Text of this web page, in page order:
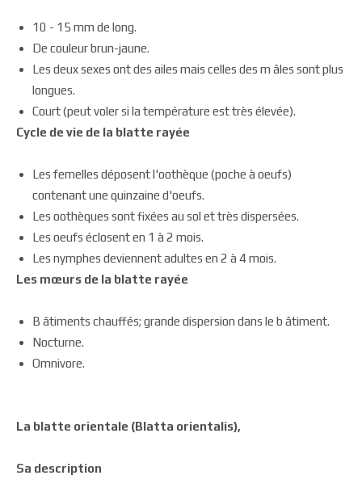
10 - 15 mm de long.
De couleur brun-jaune.
Les deux sexes ont des ailes mais celles des m âles sont plus
longues.
Court (peut voler si la température est très élevée).
Cycle de vie de la blatte rayée
Les femelles déposent l'oothèque (poche à oeufs)
contenant une quinzaine d'oeufs.
Les oothèques sont fixées au sol et très dispersées.
Les oeufs éclosent en 1 à 2 mois.
Les nymphes deviennent adultes en 2 à 4 mois.
Les mœurs de la blatte rayée
B âtiments chauffés; grande dispersion dans le b âtiment.
Nocturne.
Omnivore.
La blatte orientale (Blatta orientalis),
Sa description